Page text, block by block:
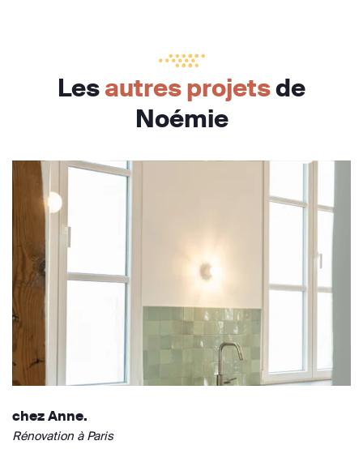
Lesautres projetsde
Noémie
chez Anne.
Rénovation à Paris